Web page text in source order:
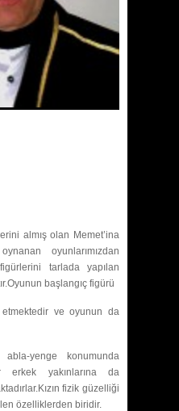
almış olan Memet’ina
oyunlarımızdan
tarlada yapılan
başlangıç figürü
etmektedir ve oyunun da
yenge konumunda
erkek yakınlarına da
fizik güzelliği
özelliklerden biridir.